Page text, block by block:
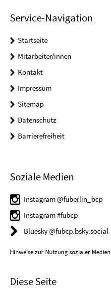
Service-Navigation
Startseite
Mitarbeiter/innen
Kontakt
Impressum
Sitemap
Datenschutz
Barrierefreiheit
Soziale Medien
Instagram @fuberlin_bcp
Instagram #fubcp
Bluesky @fubcp.bsky.social
Hinweise zur Nutzung sozialer Medien
Diese Seite